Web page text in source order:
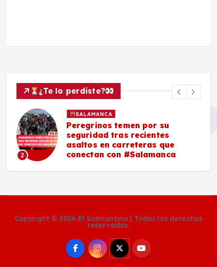
¿Te lo perdiste?
2
SALAMANCA
Peregrinos temen por su
seguridad tras recientes
asaltos en carreteras que
conectan con #Salamanca
Copyright © 2026 El Salmantino | Todos los derechos
reservados.